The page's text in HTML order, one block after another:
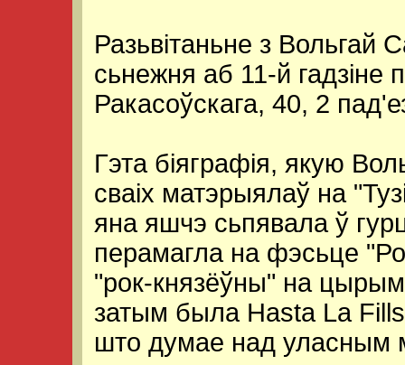
Разьвітаньне з Вольгай
сьнежня аб 11-й гадзіне
Ракасоўскага, 40, 2
Гэта біяграфія, якую
сваіх матэрыялаў на
яна яшчэ сьпявала ў
перамагла на фэсьце
"рок-князёўны" на
затым была Hasta La
што думае над уласным